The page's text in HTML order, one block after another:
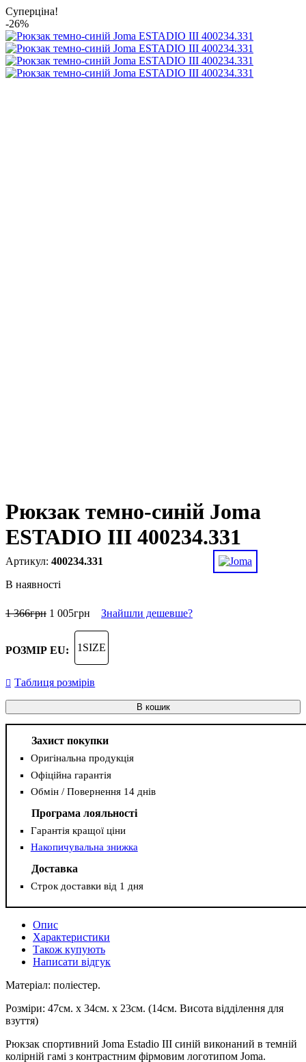
Суперціна!
-26%
Рюкзак темно-синій Joma
ESTADIO III 400234.331
400234.331
В наявності
1 366грн 1 005грн Знайшли дешевше?
РОЗМІР EU: 1SIZE
Таблиця розмірів
В кошик
Захист покупки
Оригінальна продукція
Офіційна гарантія
Обмін / Повернення 14 днів
Програма лояльності
Гарантія кращої ціни
Накопичувальна знижка
Доставка
Строк доставки від 1 дня
Опис
Характеристики
Також купують
Написати відгук
Матеріал: поліестер.
Розміри: 47см. х 34см. х 23см. (14см. Висота відділення для
взуття)
Рюкзак спортивний Joma Estadio III синій виконаний в темній
колірній гамі з контрастним фірмовим логотипом Joma.